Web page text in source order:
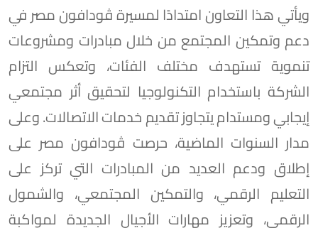
ويأتي هذا التعاون امتدادًا لمسيرة ڤودافون مصر في
دعم وتمكين المجتمع من خلال مبادرات ومشروعات
تنموية تستهدف مختلف الفئات، وتعكس التزام
الشركة باستخدام التكنولوجيا لتحقيق أثر مجتمعي
إيجابي ومستدام يتجاوز تقديم خدمات الاتصالات. وعلى
مدار السنوات الماضية، حرصت ڤودافون مصر على
إطلاق ودعم العديد من المبادرات التي تركز على
التعليم الرقمي، والتمكين المجتمعي، والشمول
الرقمي، وتعزيز مهارات الأجيال الجديدة لمواكبة